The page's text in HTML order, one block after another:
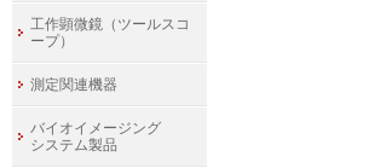
工作顕微鏡（ツールスコ
ープ）
測定関連機器
バイオイメージング
システム製品